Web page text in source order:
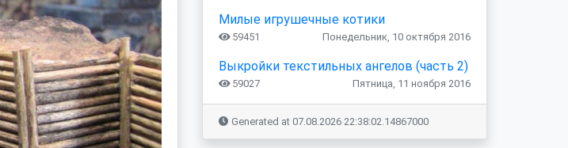
Милые игрушечные котики
59451 Понедельник, 10 октября 2016
Выкройки текстильных ангелов (часть 2)
59027 Пятница, 11 ноября 2016
Generated at 07.08.2026 22:38:02.14867000